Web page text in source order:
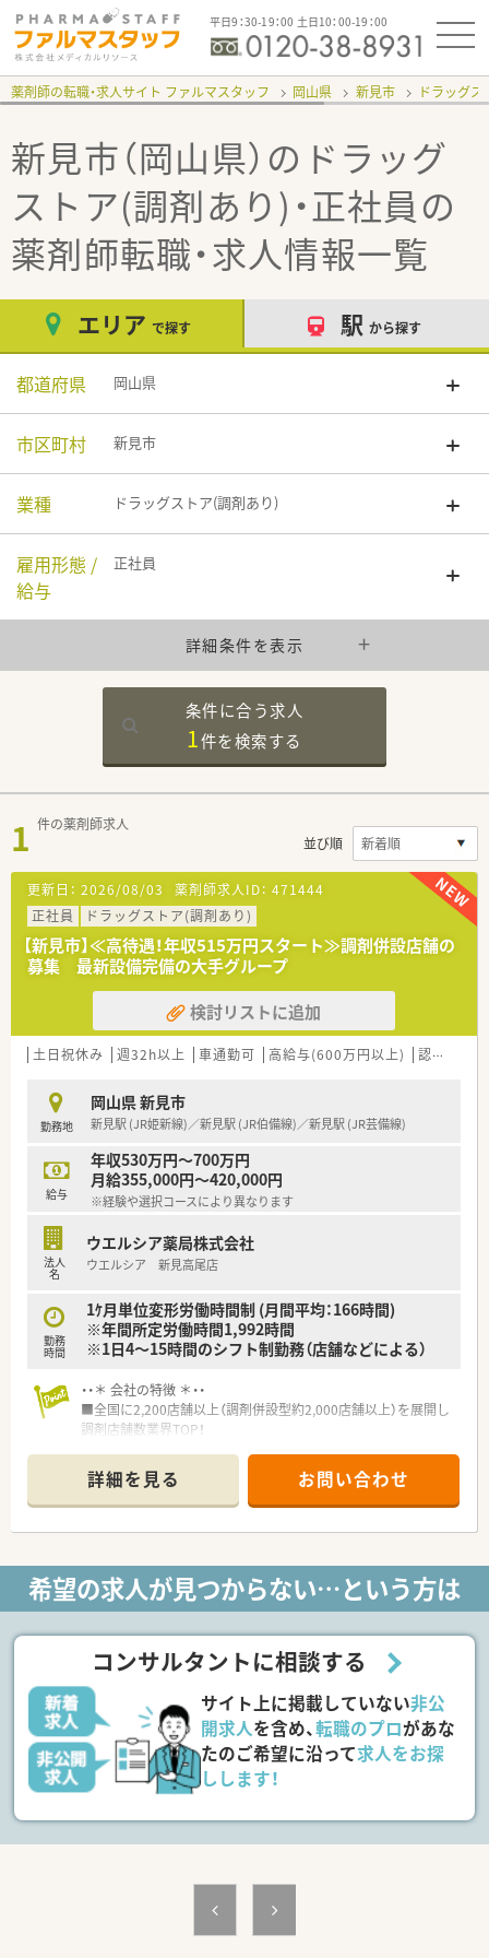
平日9：30-19：00 土日10：00-19：00
薬剤師の転職・求人サイト ファルマスタッフ 岡山県 新見市 ドラッグ
新見市（岡山県）のドラッグ
ストア(調剤あり)・正社員の
薬剤師転職・求人情報一覧
エリア で探す 駅 から探す
都道府県 岡山県
市区町村 新見市
業種 ドラッグストア(調剤あり)
雇用形態 /
給与
正社員
詳細条件を表示
条件に合う求人
1件を検索する
1 件の薬剤師求人
並び順
更新日： 2026/08/03 薬剤師求人ID： 471444
正社員
ドラッグストア(調剤あり)
【新見市】≪高待遇！年収515万円スタート≫調剤併設店舗の
募集 最新設備完備の大手グループ
検討リストに追加
土日祝休み 週32h以上 車通勤可 高給与(600万円以上) 認定薬剤師取得支援あり
勤務地
岡山県 新見市
新見駅 (JR姫新線)／新見駅 (JR伯備線)／新見駅 (JR芸備線)
給与
年収530万円～700万円
月給355,000円～420,000円
※経験や選択コースにより異なります
法人
名
ウエルシア薬局株式会社
ウエルシア 新見高尾店
勤務
時間
1ｹ月単位変形労働時間制 (月間平均：166時間)
※年間所定労働時間1,992時間
※1日4～15時間のシフト制勤務（店舗などによる）
・・＊ 会社の特徴 ＊・・
■全国に2,200店舗以上（調剤併設型約2,000店舗以上）を展開し
調剤店舗数業界TOP！
頑張り次第で高給与も可能！
■経験や勤務コースによりますが、経験の少ない方でも500万前
半スタートと業界TOP水準！
■職種や職域に合わせ、豊富な社内研修や外部組織と連携した研
■薬剤師が中心の会社だからこそ活躍できるキャリアパスが多
種多様に用意されています。
■店舗拡大に伴い、エリアマネジャーや営業部長等のマネジメン
とも可能です。
■その他にも、管理部門や商品部門等の本社スタッフなど活動領
域は多種多様です。
■在宅実施店舗は年々増加しており、在宅医療へもしっかりと関
わる事ができます。
■育児休暇は3歳まで取得が可能で、時短制度は小学5年生まで
時短勤務ができるよう変更予定です。
■日用品から常備薬まで、従業員割引制度など嬉しいメリットも
たくさんあります！
詳細を見る お問い合わせ
希望の求人が見つからない…という方は
コンサルタントに相談する
サイト上に掲載していない非公
開求人を含め、転職のプロがあな
たのご希望に沿って求人をお探
しします！